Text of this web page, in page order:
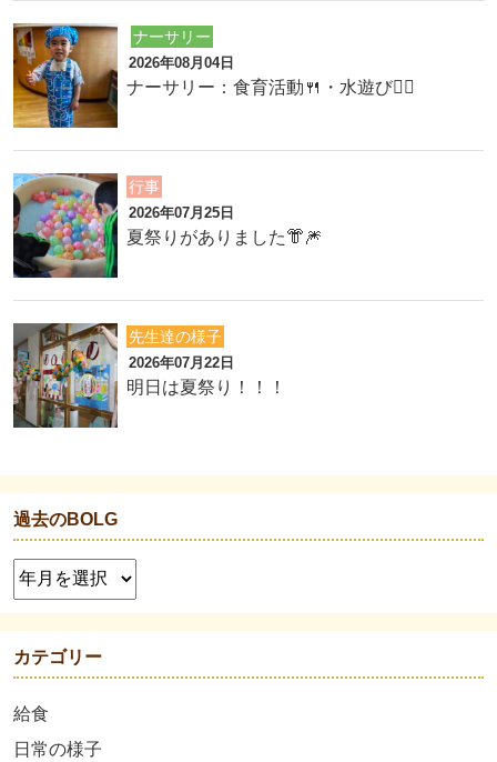
ナーサリー
2026年08月04日
ナーサリー：食育活動🍴・水遊び🏊‍♂️
行事
2026年07月25日
夏祭りがありました👘🎆
先生達の様子
2026年07月22日
明日は夏祭り！！！
過去のBOLG
カテゴリー
給食
日常の様子